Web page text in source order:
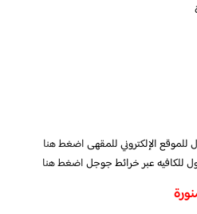
للموقع الإلكتروني للمقهىاضغط هنا
للكافيه عبر خرائط جوجلاضغط هنا